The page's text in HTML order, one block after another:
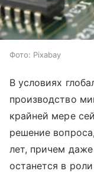
Фото: Pixabay
В условиях
производство
крайней мере
решение
лет, причем
останется в